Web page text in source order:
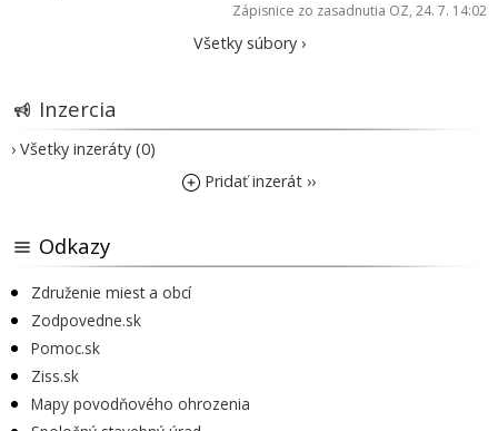
Zápisnice zo zasadnutia OZ, 24. 7. 14:02
Všetky súbory ›
Inzercia
› Všetky inzeráty (0)
Pridať inzerát ››
Odkazy
Združenie miest a obcí
Zodpovedne.sk
Pomoc.sk
Ziss.sk
Mapy povodňového ohrozenia